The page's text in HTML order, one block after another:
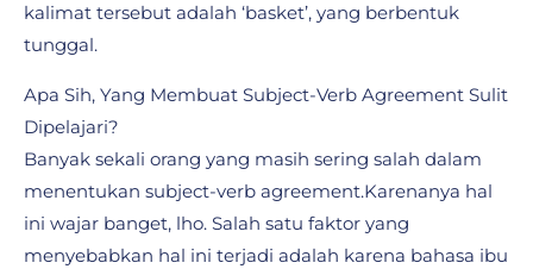
kalimat tersebut adalah ‘basket’, yang berbentuk
tunggal.
Apa Sih, Yang Membuat Subject-Verb Agreement Sulit
Dipelajari?
Banyak sekali orang yang masih sering salah dalam
menentukan subject-verb agreement.Karenanya hal
ini wajar banget, lho. Salah satu faktor yang
menyebabkan hal ini terjadi adalah karena bahasa ibu